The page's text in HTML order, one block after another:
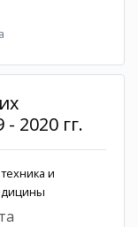
2020 гг.
и